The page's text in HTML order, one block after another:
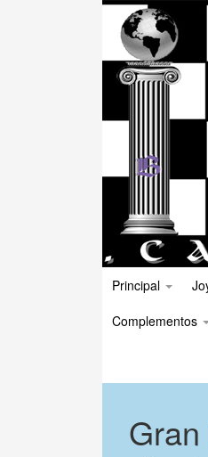
Principal
Complementos